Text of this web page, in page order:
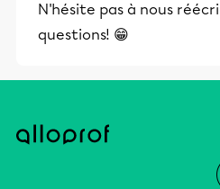
éducative.
N'hésite pas à nous
questions! 😁